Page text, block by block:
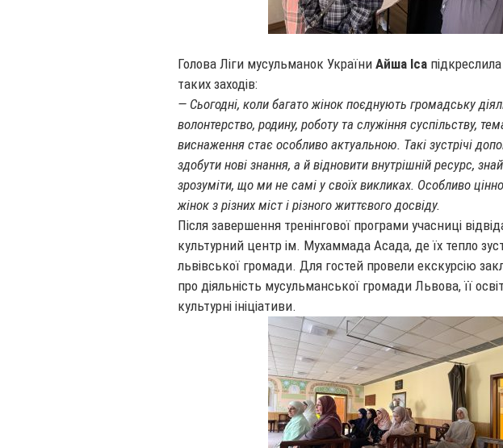
Голова Ліги мусульманок України Айша Іса
таких заходів:
— Сьогодні, коли багато жінок поєднують громадську
волонтерство, родину, роботу та служіння суспільству,
виснаження стає особливо актуальною. Такі зустрічі
здобути нові знання, а й відновити внутрішній ресурс,
зрозуміти, що ми не самі у своїх викликах. Особливо
жінок з різних міст і різного життєвого досвіду.
Після завершення тренінгової програми учасниці
культурний центр ім. Мухаммада Асада, де їх тепло
львівської громади. Для гостей провели екскурсію
про діяльність мусульманської громади Львова, її
культурні ініціативи.